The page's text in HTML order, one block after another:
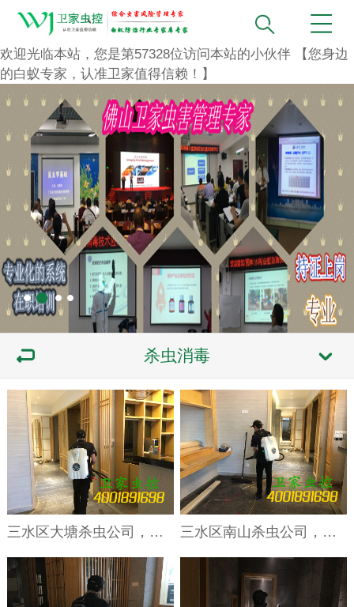
欢迎光临本站，您是第57328位访问本站的小伙伴
【您身边
的白蚁专家，认准卫家值得信赖！】
杀虫消毒
三水区大塘杀虫公司，臭虫怎么消灭？驱除臭虫的5个方法 三水区南山杀虫公司，跳蚤对人类和宠物的危害